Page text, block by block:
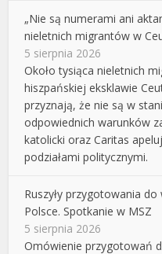
„Nie są numerami ani
nieletnich migrantów w
5 sierpnia 2026
Około tysiąca nieletnich
hiszpańskiej eksklawie
przyznają, że nie są w
odpowiednich warunków
katolicki oraz Caritas
podziałami politycznymi.
Ruszyły przygotowania
Polsce. Spotkanie w MSZ
5 sierpnia 2026
Omówienie przygotowań